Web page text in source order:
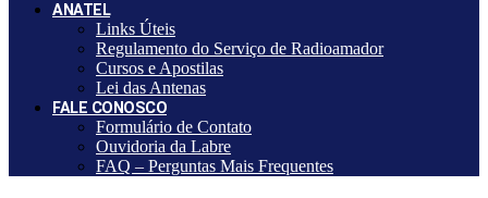
ANATEL
Links Úteis
Regulamento do Serviço de Radioamador
Cursos e Apostilas
Lei das Antenas
FALE CONOSCO
Formulário de Contato
Ouvidoria da Labre
FAQ – Perguntas Mais Frequentes